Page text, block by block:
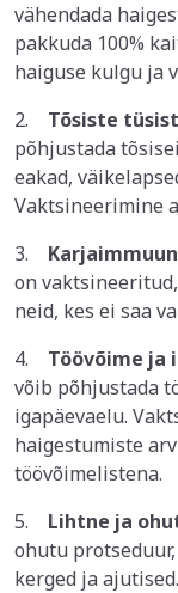
vähendada
pakkuda 100%
haiguse kulgu ja
2. Tõsiste
põhjustada
eakad,
Vaktsineerimine
3.
on
neid, kes ei saa
4. Töövõime ja
võib põhjustada
igapäevaelu.
haigestumiste
töövõimelistena.
5. Lihtne ja
ohutu
kerged ja ajutised.